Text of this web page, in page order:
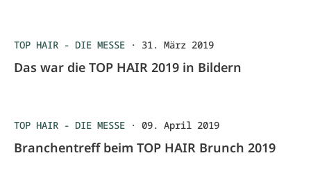
TOP HAIR - DIE MESSE · 31. März 2019
Das war die TOP HAIR 2019 in Bildern
TOP HAIR - DIE MESSE · 09. April 2019
Branchentreff beim TOP HAIR Brunch 2019